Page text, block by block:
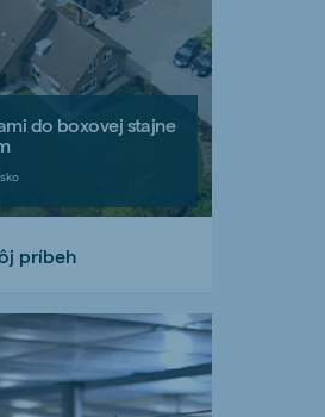
do boxovej stajne
príbeh